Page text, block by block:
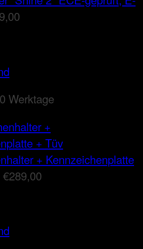
Werktage
+ Kennzeichenplatte
€289,00